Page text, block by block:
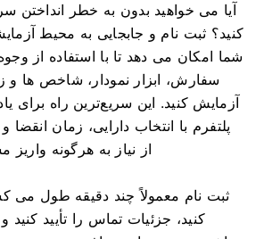
آیا می خواهید بدون به خطر انداختن
شما امکان می دهد تا با استفاده از
سفارش، ابزار نمودار، شاخص ها و
آزمایش کنید. این سریع‌ترین راه برای
پلتفرم با انتخاب دارایی، زمان انقضا
از نیاز به هرگونه واریز
ثبت نام معمولاً چند دقیقه طول می
کنید، جزئیات تماس را تأیید کنید